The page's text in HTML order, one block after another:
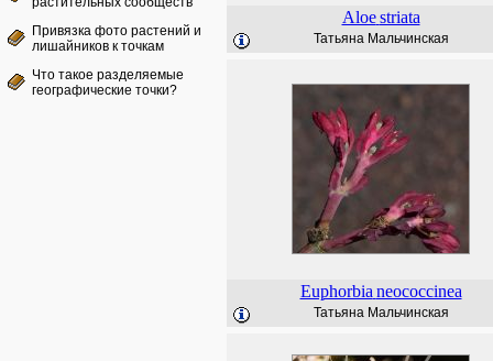
Привязка фото растений и
лишайников к точкам
Что такое разделяемые
географические точки?
Aloe striata
Татьяна Мальчинская
Euphorbia neococcinea
Татьяна Мальчинская